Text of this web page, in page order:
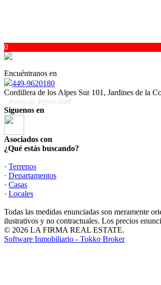
0
Encuéntranos en
449-9620180
Cordillera de los Alpes Sur 101, Jardines de la
· Aviso de Privacidad
Síguenos en
Asociados con
¿Qué estás buscando?
· Terrenos
· Departamentos
· Casas
· Locales
Todas las medidas enunciadas son meramente
ilustrativos y no contractuales. Los precios
© 2026 LA FIRMA REAL ESTATE.
Software Inmobiliario - Tokko Broker